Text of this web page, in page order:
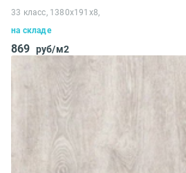
33 класс, 1380x191x8,
на складе
869 руб/м2